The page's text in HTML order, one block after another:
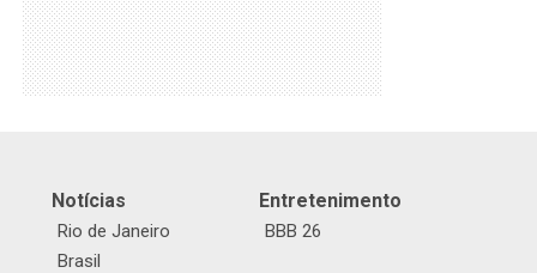
Notícias
Rio de Janeiro
Brasil
Entretenimento
BBB 26